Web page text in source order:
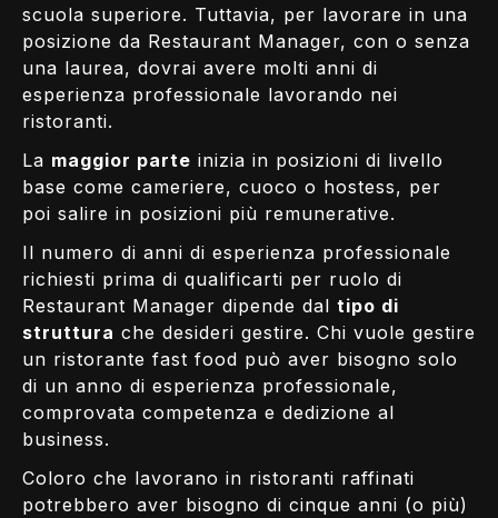
scuola superiore. Tuttavia, per lavorare in una
posizione da Restaurant Manager, con o senza
una laurea, dovrai avere molti anni di
esperienza professionale lavorando nei
ristoranti.
La maggior parte inizia in posizioni di livello
base come cameriere, cuoco o hostess, per
poi salire in posizioni più remunerative.
Il numero di anni di esperienza professionale
richiesti prima di qualificarti per ruolo di
Restaurant Manager dipende dal tipo di
struttura che desideri gestire. Chi vuole gestire
un ristorante fast food può aver bisogno solo
di un anno di esperienza professionale,
comprovata competenza e dedizione al
business.
Coloro che lavorano in ristoranti raffinati
potrebbero aver bisogno di cinque anni (o più)